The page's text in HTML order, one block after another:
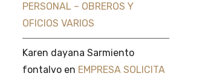
PERSONAL – OBREROS Y
OFICIOS VARIOS
Karen dayana Sarmiento
fontalvoen EMPRESA SOLICITA